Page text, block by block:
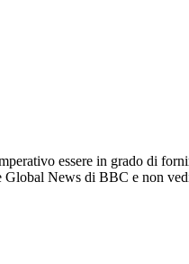
essere in grado di
Global News di BBC e non